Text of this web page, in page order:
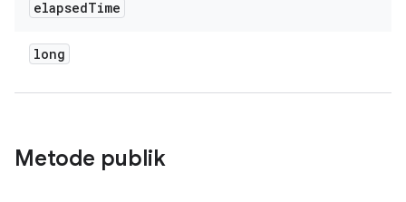
elapsedTime
long
Metode publik